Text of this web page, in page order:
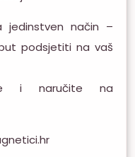
jedinstven način –
podsjetiti na vaš
i naručite na